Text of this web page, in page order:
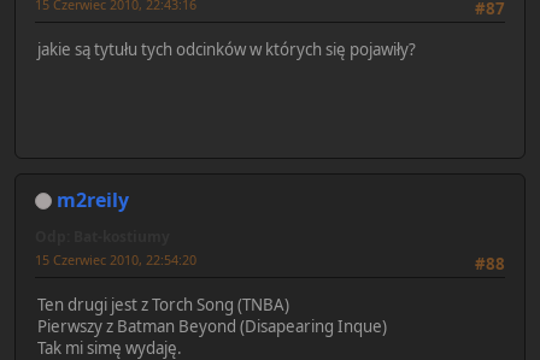
#87
15 Czerwiec 2010, 22:43:16
jakie są tytułu tych odcinków w których się pojawiły?
m2reily
#88
15 Czerwiec 2010, 22:54:20
Ten drugi jest z Torch Song (TNBA)
Pierwszy z Batman Beyond (Disapearing Inque)
Tak mi simę wydaję.